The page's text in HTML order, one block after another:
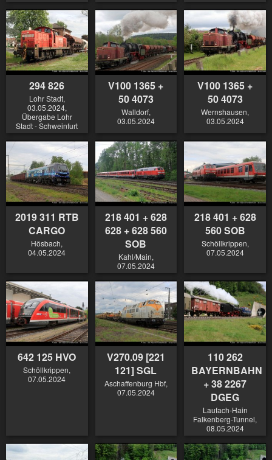
294 826
Lohr Stadt,
03.05.2024,
Übergabe Lohr
Stadt - Schweinfurt
V100 1365 +
50 4073
Walldorf,
03.05.2024
V100 1365 +
50 4073
Wernshausen,
03.05.2024
2019 311 RTB
CARGO
Hösbach,
04.05.2024
218 401 + 628
628 + 628 560
SOB
Kahl/Main,
07.05.2024
218 401 + 628
560 SOB
Schöllkrippen,
07.05.2024
642 125 HVO
Schöllkrippen,
07.05.2024
V270.09 [221
121] SGL
Aschaffenburg Hbf,
07.05.2024
110 262
BAYERNBAHN
+ 38 2267
DGEG
Laufach-Hain
Falkenberg-Tunnel,
08.05.2024